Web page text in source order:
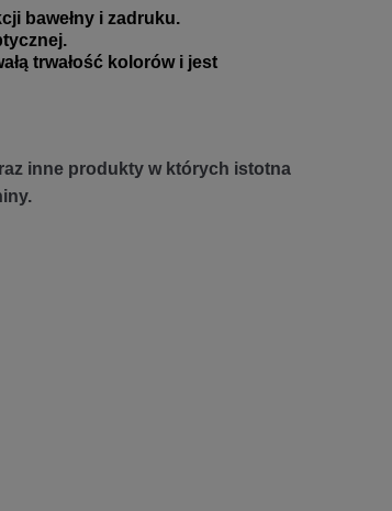
bawełny i zadruku.
trwałość kolorów i jest
inne produkty w których istotna